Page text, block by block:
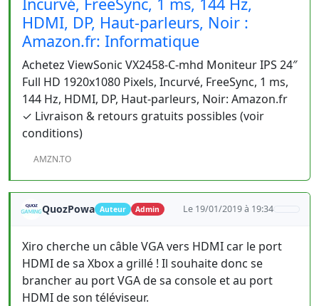
HDMI, DP, Haut-parleurs, Noir :
Amazon.fr: Informatique
Achetez ViewSonic VX2458-C-mhd Moniteur IPS 24″
Full HD 1920x1080 Pixels, Incurvé, FreeSync, 1 ms,
144 Hz, HDMI, DP, Haut-parleurs, Noir: Amazon.fr
✓ Livraison & retours gratuits possibles (voir
conditions)
AMZN.TO
QuozPowa Auteur Admin Le 19/01/2019 à 19:34
Xiro cherche un câble VGA vers HDMI car le port
HDMI de sa Xbox a grillé ! Il souhaite donc se
brancher au port VGA de sa console et au port
HDMI de son téléviseur.